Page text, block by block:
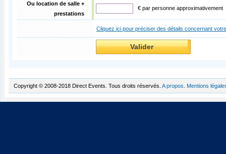
Ou location de salle +
prestations
€ par personne approximativement
Cliquez ici pour préciser des détails concernant
Copyright © 2008-2018 Direct Events. Tous droits réservés. A propos Mentions